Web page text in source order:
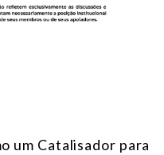
um Catalisador para